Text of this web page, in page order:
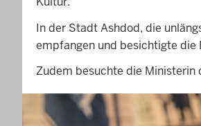
In der Stadt Ashdod, die
empfangen und besichtigte
Zudem besuchte die Ministerin